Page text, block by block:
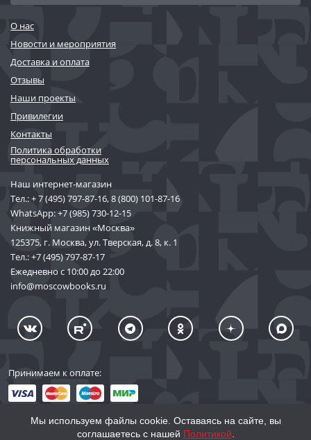
О нас
Новости и мероприятия
Доставка и оплата
Отзывы
Наши проекты
Привилегии
Контакты
Политика обработки
персональных данных
Наш интернет-магазин
Тел.:+ 7 (495) 797-87-16,8 (800) 101-87-16
WhatsApp:+7 (985) 730-12-15
Книжный магазин «Москва»
125375, г. Москва, ул. Тверская, д. 8, к. 1
Тел.:+7 (495) 797-87-17
Ежедневно с 10:00 до 22:00
info@moscowbooks.ru
Принимаем к оплате:
Мы используем файлы cookie. Оставаясь на сайте, вы
соглашаетесь с нашей Политикой